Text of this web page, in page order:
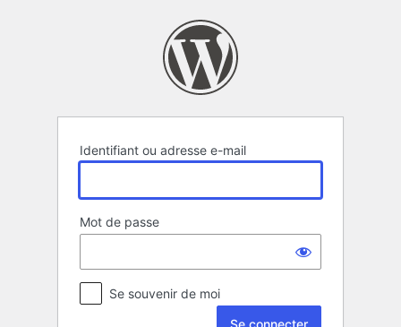
Identifiant ou adresse e-mail
Mot de passe
Se souvenir de moi